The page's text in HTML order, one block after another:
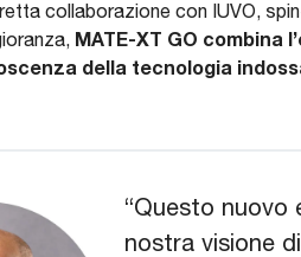
collaborazione con IUVO,
MATE-XT GO combina
della tecnologia
“Questo nuovo
nostra visione